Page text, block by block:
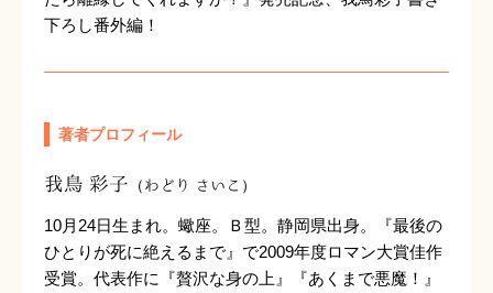
下ろし番外編！
著者プロフィール
我鳥 彩子 （わどり さいこ）
10月24日生まれ。蠍座。Ｂ型。静岡県出身。『最後の
ひとりが死に絶えるまで』で2009年度ロマン大賞佳作
受賞。代表作に『贅沢な身の上』『あくまで悪魔！』